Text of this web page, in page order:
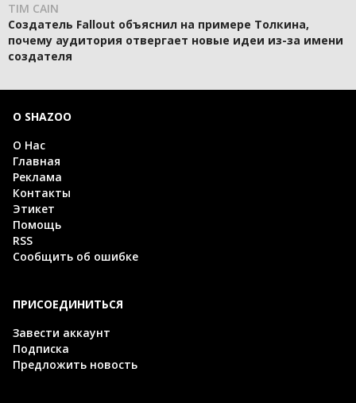
TIM CAIN
Создатель Fallout объяснил на примере Толкина,
почему аудитория отвергает новые идеи из-за имени
создателя
О SHAZOO
О Нас
Главная
Реклама
Контакты
Этикет
Помощь
RSS
Сообщить об ошибке
ПРИСОЕДИНИТЬСЯ
Завести аккаунт
Подписка
Предложить новость